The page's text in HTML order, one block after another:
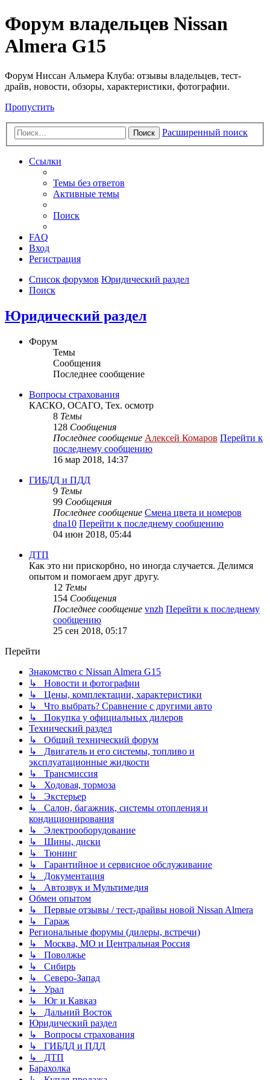
Форум владельцев Nissan
Almera G15
Форум Ниссан Альмера Клуба: отзывы владельцев, тест-
драйв, новости, обзоры, характеристики, фотографии.
Пропустить
Поиск Расширенный поиск
Ссылки
Темы без ответов
Активные темы
Поиск
FAQ
Вход
Регистрация
Список форумов Юридический раздел
Поиск
Юридический раздел
Форум
Темы
Сообщения
Последнее сообщение
Вопросы страхования
КАСКО, ОСАГО, Тех. осмотр
8 Темы
128 Сообщения
Последнее сообщение Алексей Комаров Перейти к
последнему сообщению
16 мар 2018, 14:37
ГИБДД и ПДД
9 Темы
99 Сообщения
Последнее сообщение Смена цвета и номеров
dna10 Перейти к последнему сообщению
04 июн 2018, 05:44
ДТП
Как это ни прискорбно, но иногда случается. Делимся
опытом и помогаем друг другу.
12 Темы
154 Сообщения
Последнее сообщение vnzh Перейти к последнему
сообщению
25 сен 2018, 05:17
Перейти
Знакомство с Nissan Almera G15
↳ Новости и фотографии
↳ Цены, комплектации, характеристики
↳ Что выбрать? Сравнение с другими авто
↳ Покупка у официальных дилеров
Технический раздел
↳ Общий технический форум
↳ Двигатель и его системы, топливо и
эксплуатационные жидкости
↳ Трансмиссия
↳ Ходовая, тормоза
↳ Экстерьер
↳ Салон, багажник, системы отопления и
кондиционирования
↳ Электрооборудование
↳ Шины, диски
↳ Тюнинг
↳ Гарантийное и сервисное обслуживание
↳ Документация
↳ Автозвук и Мультимедия
Обмен опытом
↳ Первые отзывы / тест-драйвы новой Nissan Almera
↳ Гараж
Региональные форумы (дилеры, встречи)
↳ Москва, МО и Центральная Россия
↳ Поволжье
↳ Сибирь
↳ Северо-Запад
↳ Урал
↳ Юг и Кавказ
↳ Дальний Восток
Юридический раздел
↳ Вопросы страхования
↳ ГИБДД и ПДД
↳ ДТП
Барахолка